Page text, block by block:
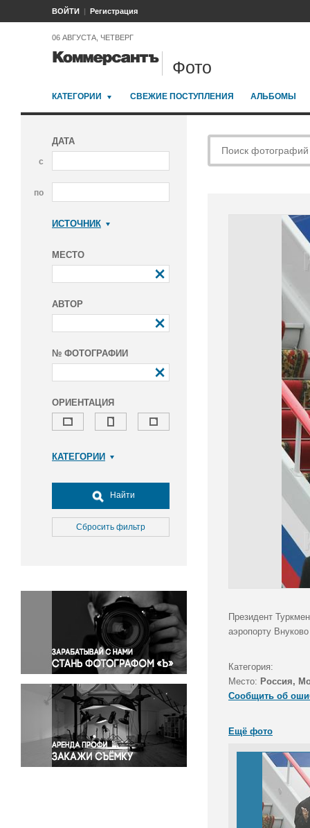
ВОЙТИ Регистрация
06 АВГУСТА, ЧЕТВЕРГ
Фото
КАТЕГОРИИ СВЕЖИЕ ПОСТУПЛЕНИЯ АЛЬБОМЫ
ДАТА
с
по
ИСТОЧНИК
МЕСТО
АВТОР
№ ФОТОГРАФИИ
ОРИЕНТАЦИЯ
КАТЕГОРИИ
Досуг, туризм и отдых
Культура
Медицина
Окружающая среда
Политика
Правосудие
Происшествия и конфликты
Религия
Светская жизнь
Спорт
Экология
Экономика и бизнес
Найти
Сбросить фильтр
Президент
аэропорту
Категория:
Место: Россия,
Сообщить об
Ещё фото